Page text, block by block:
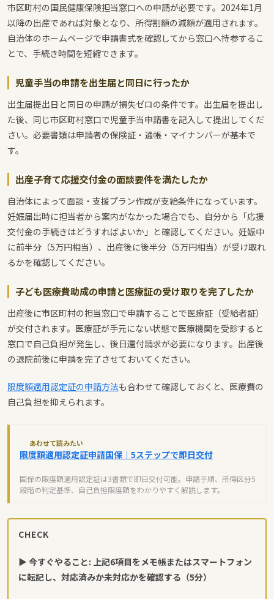
市区町村の国民健康保険担当窓口への申請が必要です。2024年1月
以降の出産であれば対象となり、所得割額の減額が適用されます。
自治体のホームページで申請書式を確認してから窓口へ持参するこ
とで、手続き時間を短縮できます。
児童手当の申請を出生届と同日に行ったか
出生届提出日と同日の申請が損失ゼロの条件です。出生届を提出し
た後、同じ市区町村窓口で児童手当申請書を記入して提出してくだ
さい。必要書類は申請者の保険証・通帳・マイナンバーが基本で
す。
出産子育て応援交付金の面談要件を満たしたか
自治体によって面談・支援プラン作成が支給条件になっています。
妊娠届出時に担当者から案内がなかった場合でも、自分から「応援
交付金の手続きはどうすればよいか」と確認してください。妊娠中
に前半分（5万円相当）、出産後に後半分（5万円相当）が受け取れ
るかを確認してください。
子ども医療費助成の申請と医療証の受け取りを完了したか
出産後に市区町村の担当窓口で申請することで医療証（受給者証）
が交付されます。医療証が手元にない状態で医療機関を受診すると
窓口で自己負担が発生し、後日還付請求が必要になります。出産後
の退院前後に申請を完了させておいてください。
限度額適用認定証の申請方法も合わせて確認しておくと、医療費の
自己負担を抑えられます。
あわせて読みたい
限度額適用認定証申請国保｜5ステップで即日交付
国保の限度額適用認定証は3書類で即日交付可能。申請手順、所得区分5
段階の判定基準、自己負担限度額をわかりやすく解説します。
CHECK
▶ 今すぐやること: 上記6項目をメモ帳またはスマートフォン
に転記し、対応済みか未対応かを確認する（5分）